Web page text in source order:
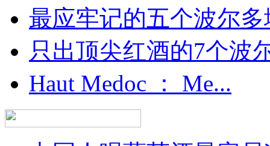
最应牢记的五个波尔多
只出顶尖红酒的7个波
Haut Medoc ： Me...